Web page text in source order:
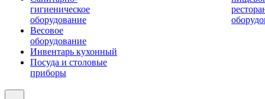
гигиеническое
оборудование
Весовое
оборудование
Инвентарь кухонный
Посуда и столовые
приборы